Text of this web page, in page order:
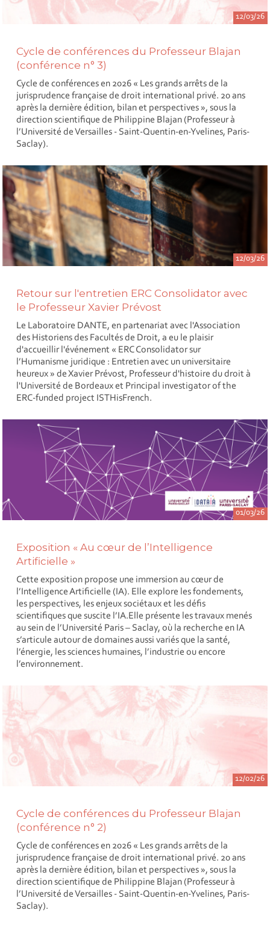
12/03/26
Cycle de conférences du Professeur Blajan
(conférence n° 3)
Cycle de conférences en 2026 « Les grands arrêts de la
jurisprudence française de droit international privé. 20 ans
après la dernière édition, bilan et perspectives », sous la
direction scientifique de Philippine Blajan (Professeur à
l’Université de Versailles - Saint-Quentin-en-Yvelines, Paris-
Saclay).
12/03/26
Retour sur l'entretien ERC Consolidator avec
le Professeur Xavier Prévost
Le Laboratoire DANTE, en partenariat avec l'Association
des Historiens des Facultés de Droit, a eu le plaisir
d'accueillir l'événement « ERC Consolidator sur
l’Humanisme juridique : Entretien avec un universitaire
heureux » de Xavier Prévost, Professeur d'histoire du droit à
l'Université de Bordeaux et Principal investigator of the
ERC-funded project ISTHisFrench.
01/03/26
Exposition « Au cœur de l’Intelligence
Artificielle »
Cette exposition propose une immersion au cœur de
l’Intelligence Artificielle (IA). Elle explore les fondements,
les perspectives, les enjeux sociétaux et les défis
scientifiques que suscite l’IA.Elle présente les travaux menés
au sein de l’Université Paris – Saclay, où la recherche en IA
s’articule autour de domaines aussi variés que la santé,
l’énergie, les sciences humaines, l’industrie ou encore
l’environnement.
12/02/26
Cycle de conférences du Professeur Blajan
(conférence n° 2)
Cycle de conférences en 2026 « Les grands arrêts de la
jurisprudence française de droit international privé. 20 ans
après la dernière édition, bilan et perspectives », sous la
direction scientifique de Philippine Blajan (Professeur à
l’Université de Versailles - Saint-Quentin-en-Yvelines, Paris-
Saclay).